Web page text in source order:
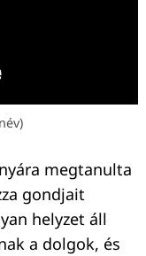
megtanulta
gondjait
helyzet áll
a dolgok, és